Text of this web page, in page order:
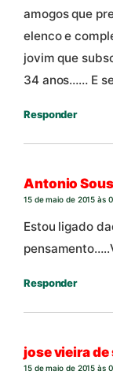
amogos que
elenco e
jovim que
34 anos…… E
Responder
Antonio
15 de maio de 2015 às
Estou ligado
Responder
jose vieira de
15 de maio de 2015 às